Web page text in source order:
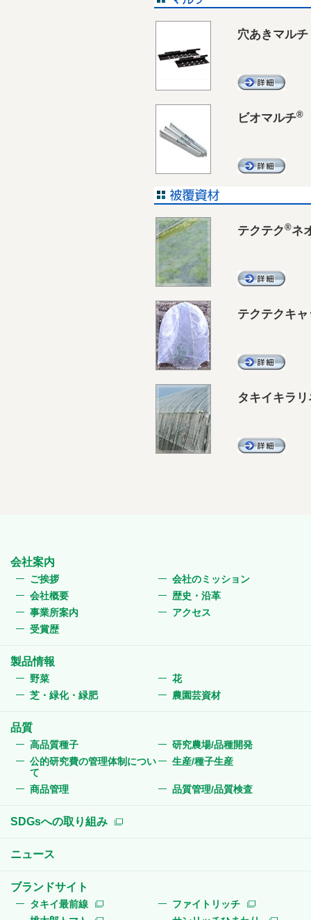
穴あきマルチ
ビオマルチ®
テクテク®ネ
テクテクキャ
タキイキラ
会社案内
ご挨拶
会社のミッション
会社概要
歴史・沿革
事業所案内
アクセス
受賞歴
製品情報
野菜
花
芝・緑化・緑肥
農園芸資材
品質
高品質種子
研究農場/品種開発
公的研究費の管理体制につい
て
生産/種子生産
商品管理 品質管理/品質検査
SDGsへの取り組み
ニュース
ブランドサイト
タキイ最前線
ファイトリッチ